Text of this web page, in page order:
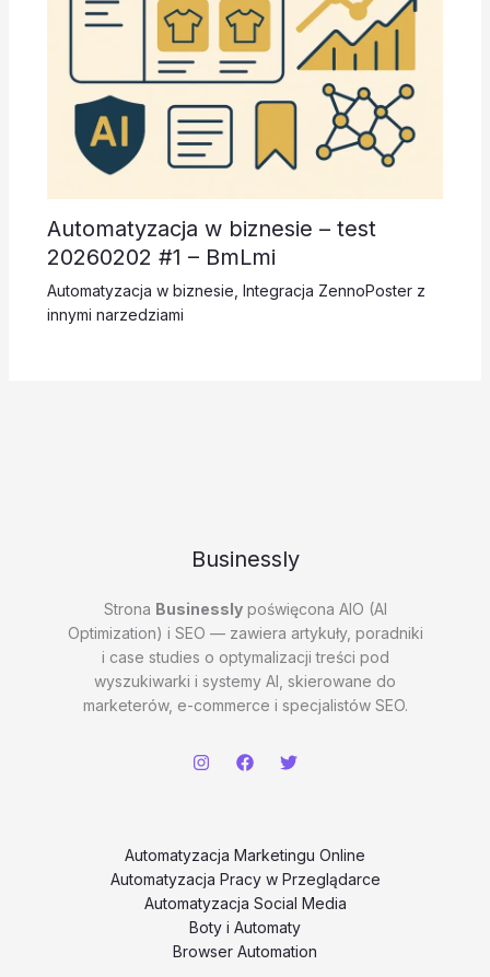
Automatyzacja w biznesie – test
20260202 #1 – BmLmi
Automatyzacja w biznesie Integracja ZennoPoster z
innymi narzedziami
Businessly
Strona Businesslypoświęcona AIO (AI
Optimization) i SEO — zawiera artykuły, poradniki
i case studies o optymalizacji treści pod
wyszukiwarki i systemy AI, skierowane do
marketerów, e-commerce i specjalistów SEO.
Automatyzacja Marketingu Online
Automatyzacja Pracy w Przeglądarce
Automatyzacja Social Media
Boty i Automaty
Browser Automation